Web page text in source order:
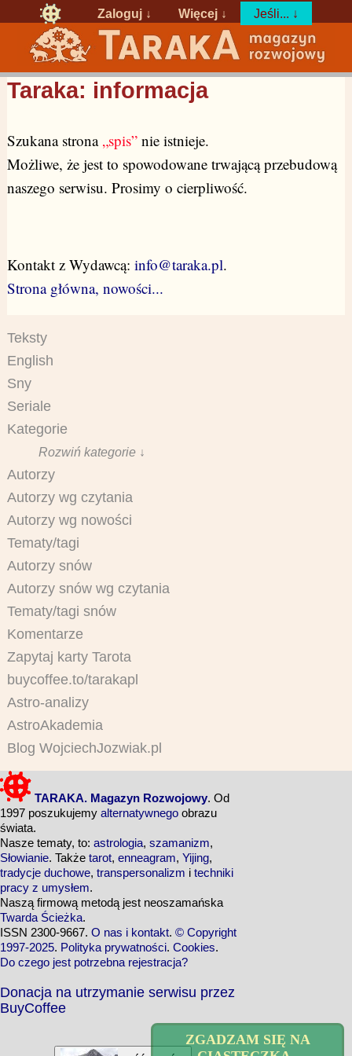
ZGADZAM SIĘ NA
Zaloguj ↓ Więcej ↓ Jeśli... ↓
Taraka: informacja
Szukana strona „spis”nie istnieje.
Możliwe, że jest to spowodowane trwającą przebudową
naszego serwisu. Prosimy o cierpliwość.
Kontakt z Wydawcą: info@taraka.pl.
Strona główna, nowości...
Teksty
English
Sny
Seriale
Kategorie
Rozwiń kategorie ↓
Autorzy
Autorzy wg czytania
Autorzy wg nowości
Tematy/tagi
Autorzy snów
Autorzy snów wg czytania
Tematy/tagi snów
Komentarze
Zapytaj karty Tarota
buycoffee.to/tarakapl
Astro-analizy
AstroAkademia
Blog WojciechJozwiak.pl
TARAKA. Magazyn Rozwojowy. Od
1997 poszukujemy alternatywnego obrazu
świata.
Nasze tematy, to: astrologia, szamanizm,
Słowianie. Także tarot, enneagram, Yijing,
tradycje duchowe, transpersonalizm i techniki
pracy z umysłem.
Naszą firmową metodą jest neoszamańska
Twarda Ścieżka.
ISSN 2300-9667. O nas i kontakt. © Copyright
1997-2025. Polityka prywatności. Cookies.
Do czego jest potrzebna rejestracja?
Donacja na utrzymanie serwisu przez
BuyCoffee